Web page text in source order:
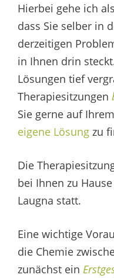
Hierbei gehe ich
dass Sie selber in
derzeitigen
in Ihnen drin
Lösungen tief
Therapiesitzungen
Sie gerne auf
eigene Lösung zu
Die
bei Ihnen zu
Laugna statt.
Eine wichtige
die Chemie
zunächst ein